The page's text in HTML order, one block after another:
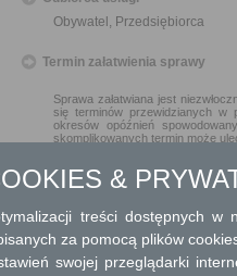
Obywatel, Przedsiębiorca
Termin załatwienia sprawy
Sprawa załatwiana jest
się terminów przewidzianych w
okresów opóźnień
skomplikowanych termin może
Informacja
Dodatkowe
Opłata
&
treści dostępnych w
za pomocą plików
swojej przeglądarki